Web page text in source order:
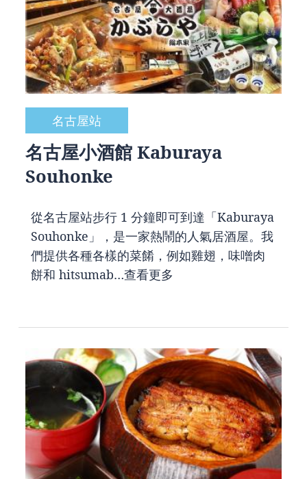
名古屋站
名古屋小酒館 Kaburaya
Souhonke
從名古屋站步行 1 分鐘即可到達「Kaburaya
Souhonke」，是一家熱鬧的人氣居酒屋。我
們提供各種各樣的菜餚，例如雞翅，味噌肉
餅和 hitsumab…查看更多